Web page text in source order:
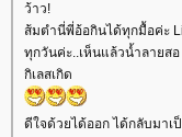
ว้าว!
ส้มตำนี่พี่อ้อกินได้ทุกมื้อค่ะ
ทุกวันค่ะ..เห็นแล้วน้ำลายสอ
กิเลสเกิด
ดีใจด้วยได้ออก ได้กลับมาเ